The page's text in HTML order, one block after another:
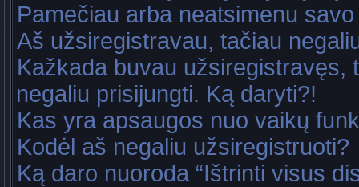
Pamečiau arba neatsimenu
Aš užsiregistravau, tačiau
Kažkada buvau užsiregistravęs,
negaliu prisijungti. Ką daryti?!
Kas yra apsaugos nuo vaikų
Kodėl aš negaliu užsiregistruoti?
Ką daro nuoroda “Ištrinti visus